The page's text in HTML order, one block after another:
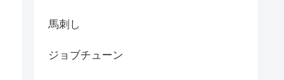
馬刺し
ジョブチューン